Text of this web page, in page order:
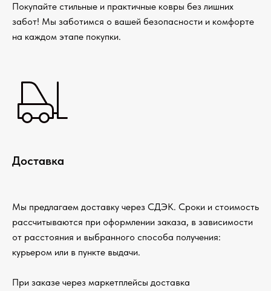
Покупайте стильные и практичные ковры без лишних
забот! Мы заботимся о вашей безопасности и комфорте
на каждом этапе покупки.
Доставка
Мы предлагаем доставку через СДЭК. Сроки и стоимость
рассчитываются при оформлении заказа, в зависимости
от расстояния и выбранного способа получения:
курьером или в пункте выдачи.
При заказе через маркетплейсы доставка